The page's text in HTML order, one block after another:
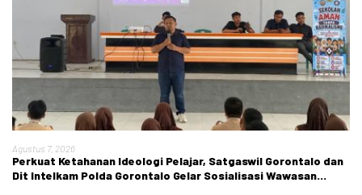
Agustus 7, 2026
Perkuat Ketahanan Ideologi Pelajar, Satgaswil Gorontalo dan
Dit Intelkam Polda Gorontalo Gelar Sosialisasi Wawasan